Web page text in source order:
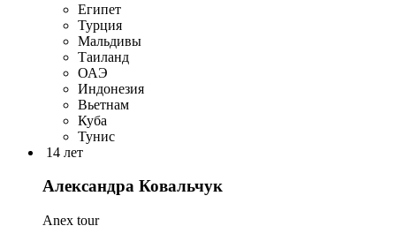
Египет
Турция
Мальдивы
Таиланд
ОАЭ
Индонезия
Вьетнам
Куба
Тунис
14 лет
Александра Ковальчук
Anex tour